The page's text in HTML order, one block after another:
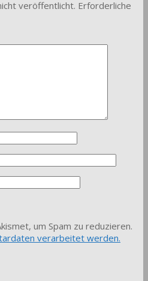
veröffentlicht. Erforderliche
um Spam zu reduzieren.
verarbeitet werden.